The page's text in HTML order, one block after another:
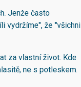
Jenže často
vydržíme", že "všichni
za vlastní život. Kde
ne s potleskem.